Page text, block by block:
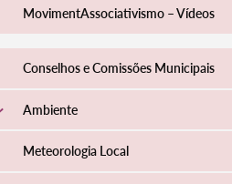
Termo de Pesquisa
MovimentAssociativismo – Vídeos
Conselhos e Comissões Municipais
Ambiente
Meteorologia Local